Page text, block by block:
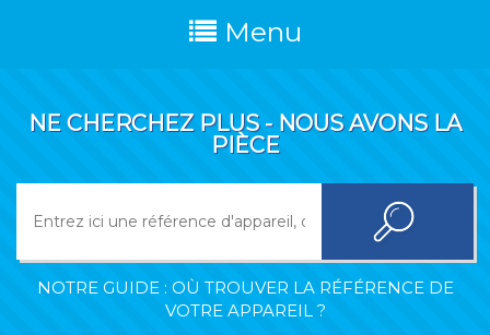
Menu
NE CHERCHEZ PLUS - NOUS AVONS LA
PIÈCE
NOTRE GUIDE : OÙ TROUVER LA RÉFÉRENCE DE
VOTRE APPAREIL ?